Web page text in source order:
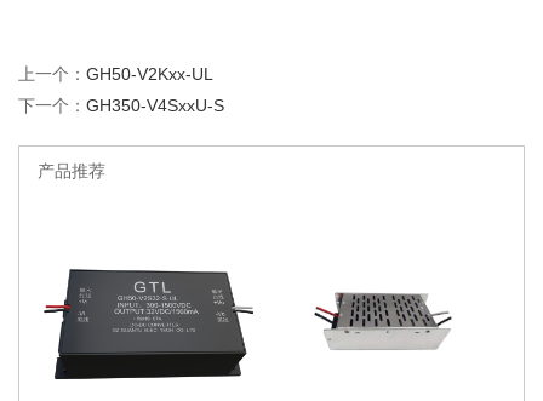
上一个： GH50-V2Kxx-UL
下一个： GH350-V4SxxU-S
产品推荐